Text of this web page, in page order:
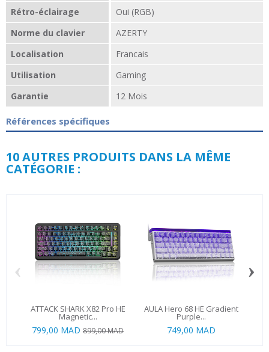
Rétro-éclairage
Oui (RGB)
Norme du clavier
AZERTY
Localisation
Francais
Utilisation
Gaming
Garantie
12 Mois
Références spécifiques
10 AUTRES PRODUITS DANS LA MÊME
CATÉGORIE :
ATTACK SHARK X82 Pro HE
Magnetic...
799,00 MAD 899,00 MAD
AULA Hero 68 HE Gradient
Purple...
749,00 MAD
‹ ›